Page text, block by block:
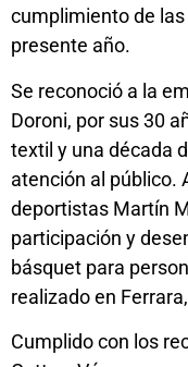
cumplimiento de las
presente año.
Se reconoció a la
Doroni, por sus 30
textil y una década
atención al público.
deportistas Martín
participación y
básquet para
realizado en
Cumplido con los